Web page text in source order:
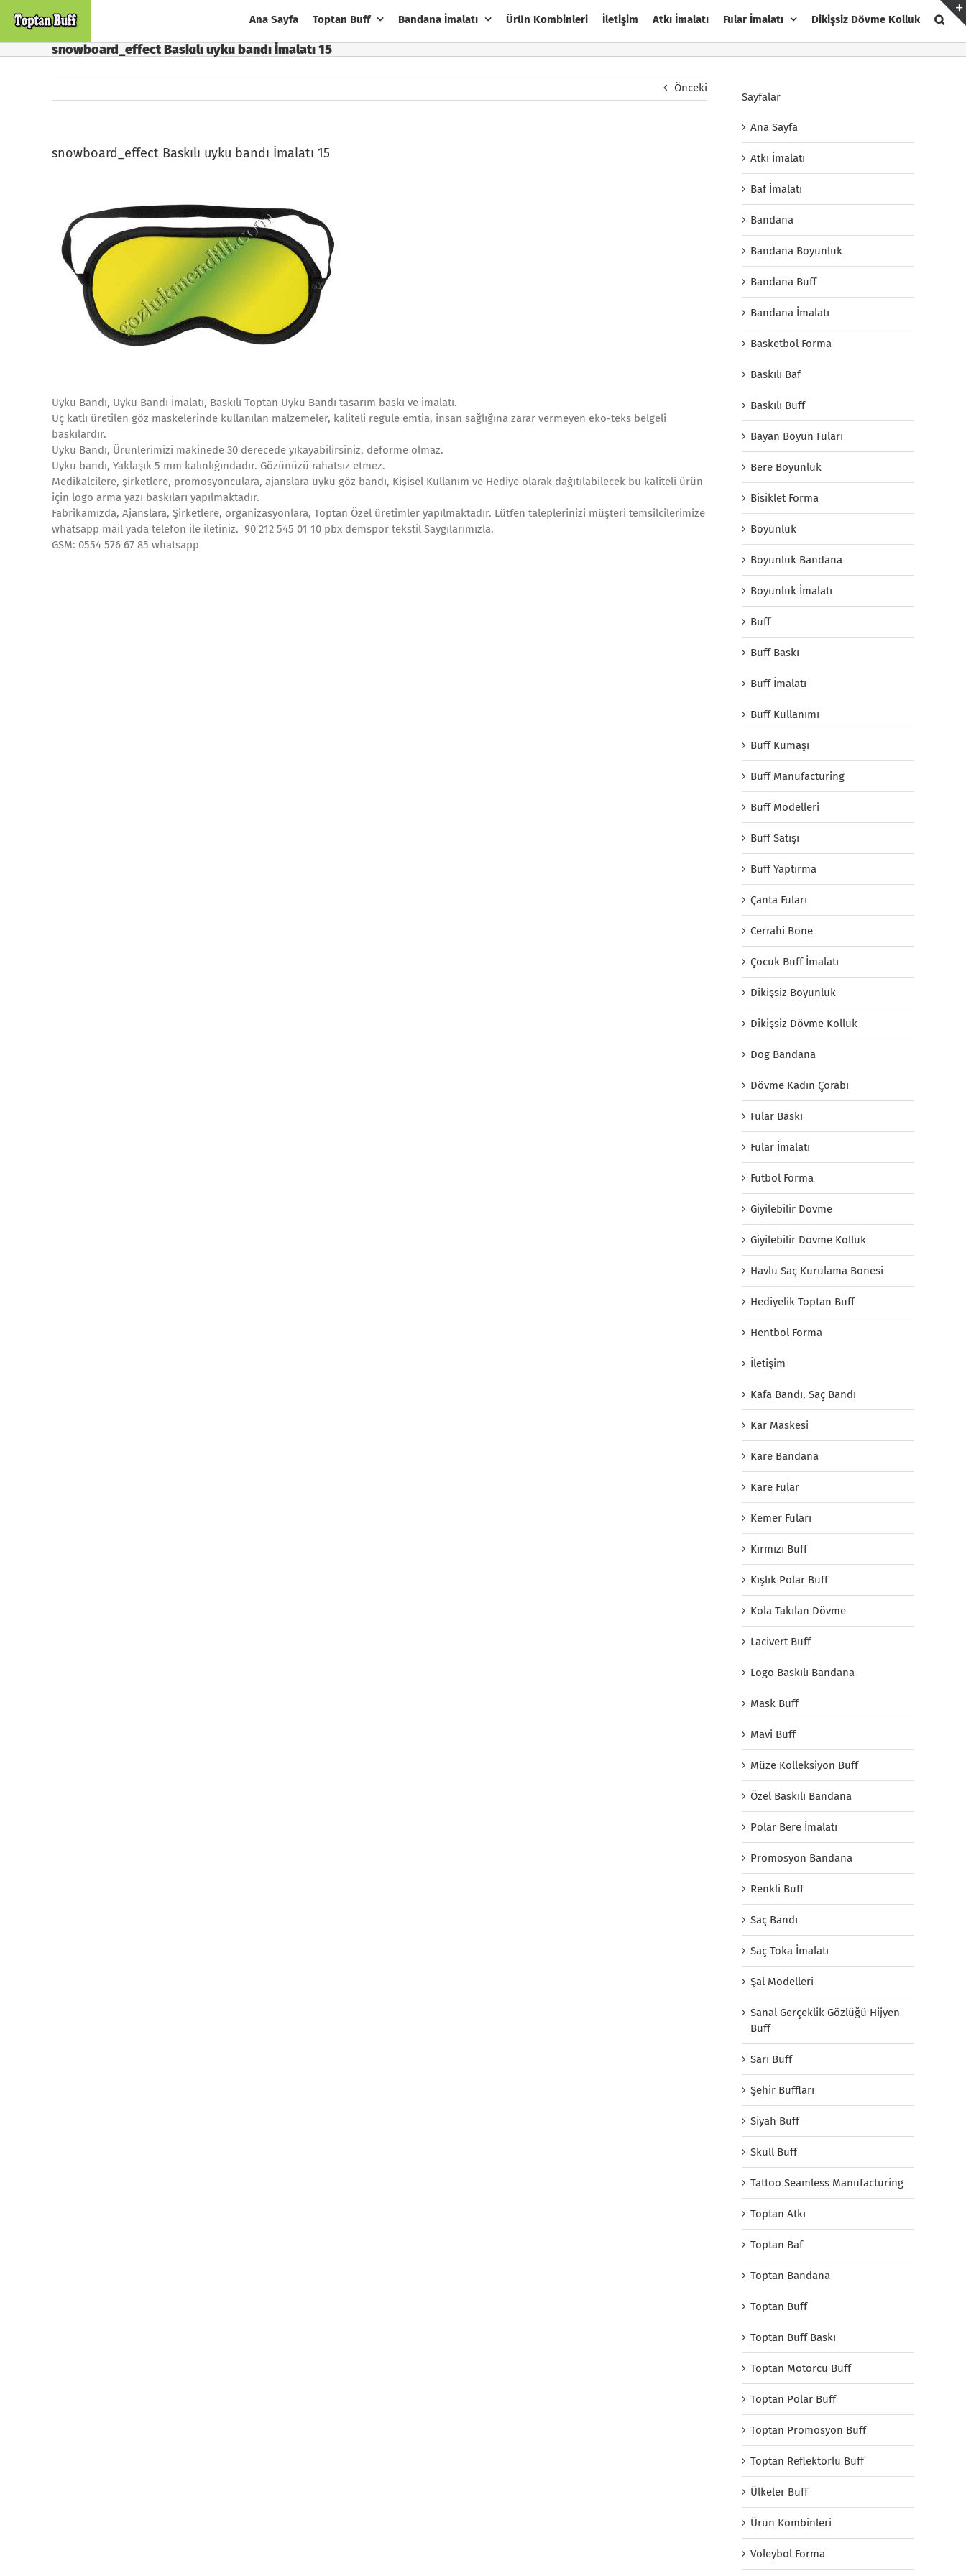
Ana Sayfa Toptan Buff Bandana İmalatı Ürün Kombinleri İletişim Atkı İmalatı Fular İmalatı Dikişsiz Dövme Kolluk
snowboard_effect Baskılı uyku bandı İmalatı 15
Önceki
snowboard_effect Baskılı uyku bandı İmalatı 15
Uyku Bandı, Uyku Bandı İmalatı, Baskılı Toptan Uyku Bandı tasarım baskı ve imalatı.
Üç katlı üretilen göz maskelerinde kullanılan malzemeler, kaliteli regule emtia, insan sağlığına zarar vermeyen eko-teks belgeli
baskılardır.
Uyku Bandı, Ürünlerimizi makinede 30 derecede yıkayabilirsiniz, deforme olmaz.
Uyku bandı, Yaklaşık 5 mm kalınlığındadır. Gözünüzü rahatsız etmez.
Medikalcilere, şirketlere, promosyonculara, ajanslara uyku göz bandı, Kişisel Kullanım ve Hediye olarak dağıtılabilecek bu kaliteli ürün
için logo arma yazı baskıları yapılmaktadır.
Fabrikamızda, Ajanslara, Şirketlere, organizasyonlara, Toptan Özel üretimler yapılmaktadır. Lütfen taleplerinizi müşteri temsilcilerimize
whatsapp mail yada telefon ile iletiniz. 90 212 545 01 10 pbx demspor tekstil Saygılarımızla.
GSM: 0554 576 67 85 whatsapp
Sayfalar
Ana Sayfa
Atkı İmalatı
Baf İmalatı
Bandana
Bandana Boyunluk
Bandana Buff
Bandana İmalatı
Basketbol Forma
Baskılı Baf
Baskılı Buff
Bayan Boyun Fuları
Bere Boyunluk
Bisiklet Forma
Boyunluk
Boyunluk Bandana
Boyunluk İmalatı
Buff
Buff Baskı
Buff İmalatı
Buff Kullanımı
Buff Kumaşı
Buff Manufacturing
Buff Modelleri
Buff Satışı
Buff Yaptırma
Çanta Fuları
Cerrahi Bone
Çocuk Buff İmalatı
Dikişsiz Boyunluk
Dikişsiz Dövme Kolluk
Dog Bandana
Dövme Kadın Çorabı
Fular Baskı
Fular İmalatı
Futbol Forma
Giyilebilir Dövme
Giyilebilir Dövme Kolluk
Havlu Saç Kurulama Bonesi
Hediyelik Toptan Buff
Hentbol Forma
İletişim
Kafa Bandı, Saç Bandı
Kar Maskesi
Kare Bandana
Kare Fular
Kemer Fuları
Kırmızı Buff
Kışlık Polar Buff
Kola Takılan Dövme
Lacivert Buff
Logo Baskılı Bandana
Mask Buff
Mavi Buff
Müze Kolleksiyon Buff
Özel Baskılı Bandana
Polar Bere İmalatı
Promosyon Bandana
Renkli Buff
Saç Bandı
Saç Toka İmalatı
Şal Modelleri
Sanal Gerçeklik Gözlüğü Hijyen
Buff
Sarı Buff
Şehir Buffları
Siyah Buff
Skull Buff
Tattoo Seamless Manufacturing
Toptan Atkı
Toptan Baf
Toptan Bandana
Toptan Buff
Toptan Buff Baskı
Toptan Motorcu Buff
Toptan Polar Buff
Toptan Promosyon Buff
Toptan Reflektörlü Buff
Ülkeler Buff
Ürün Kombinleri
Voleybol Forma